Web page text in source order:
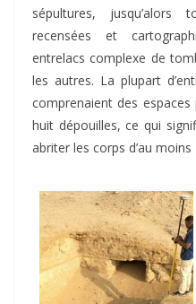
sépultures,
recensées et
entrelacs complexe de
les autres. La plupart
comprenaient des espaces
huit dépouilles, ce qui
abriter les corps d’au moins